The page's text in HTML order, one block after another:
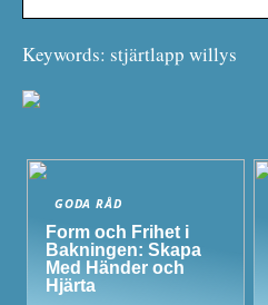
Keywords: stjärtlapp willys
GODA RÅD
Form och Frihet i
Bakningen: Skapa
Med Händer och
Hjärta